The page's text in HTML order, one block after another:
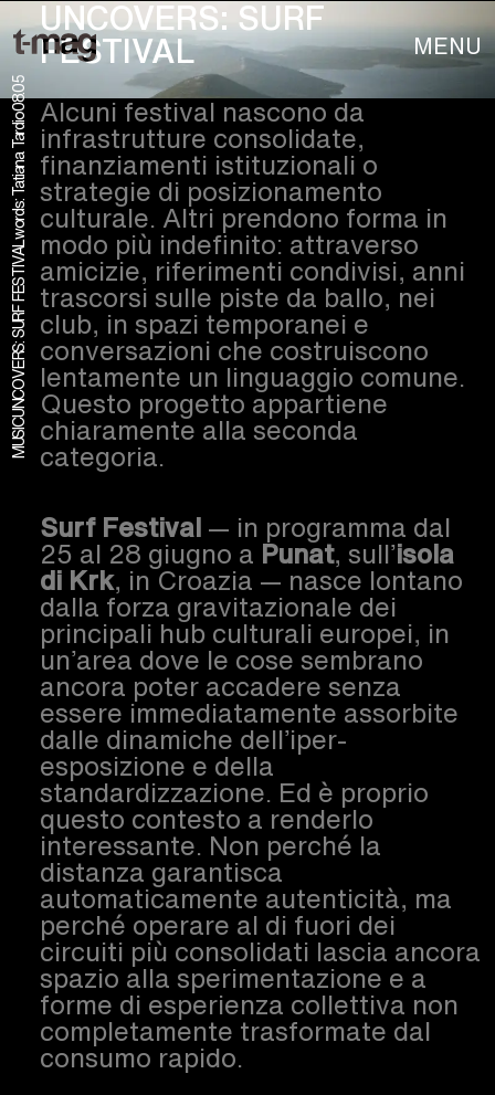
MENU
MUSIC
UNCOVERS: SURF FESTIVAL
words: Tatiana Tardio
08.05
UNCOVERS: SURF
FESTIVAL
Alcuni festival nascono da
infrastrutture consolidate,
finanziamenti istituzionali o
strategie di posizionamento
culturale. Altri prendono forma in
modo più indefinito: attraverso
amicizie, riferimenti condivisi, anni
trascorsi sulle piste da ballo, nei
club, in spazi temporanei e
conversazioni che costruiscono
lentamente un linguaggio comune.
Questo progetto appartiene
chiaramente alla seconda
categoria.
Surf Festival — in programma dal
25 al 28 giugno a Punat, sull’isola
di Krk, in Croazia — nasce lontano
dalla forza gravitazionale dei
principali hub culturali europei, in
un’area dove le cose sembrano
ancora poter accadere senza
essere immediatamente assorbite
dalle dinamiche dell’iper-
esposizione e della
standardizzazione. Ed è proprio
questo contesto a renderlo
interessante. Non perché la
distanza garantisca
automaticamente autenticità, ma
perché operare al di fuori dei
circuiti più consolidati lascia ancora
spazio alla sperimentazione e a
forme di esperienza collettiva non
completamente trasformate dal
consumo rapido.